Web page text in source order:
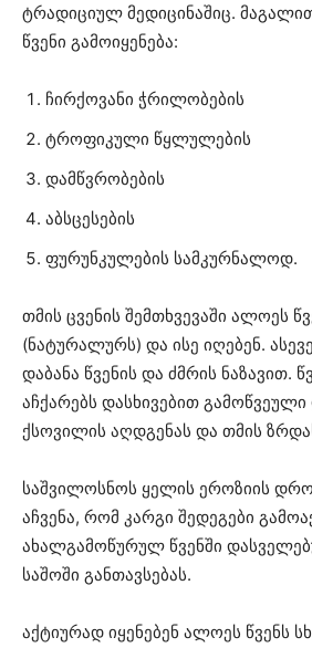
ტრადიციულ მედიცინაშიც.
წვენი გამოიყენება:
ჩირქოვანი ჭრილობების
ტროფიკული წყლულების
დამწვრობების
აბსცესების
ფურუნკულების სამკურნალოდ.
თმის ცვენის შემთხვევაში ალოეს
(ნატურალურს) და ისე იღებენ.
დაბანა წვენის და ძმრის ნაზავით.
აჩქარებს დასხივებით
ქსოვილის აღდგენას და თმის
საშვილოსნოს ყელის ეროზიის
აჩვენა, რომ კარგი შედეგები
ახალგამოწურულ წვენში
საშოში განთავსებას.
აქტიურად იყენებენ ალოეს წვენს